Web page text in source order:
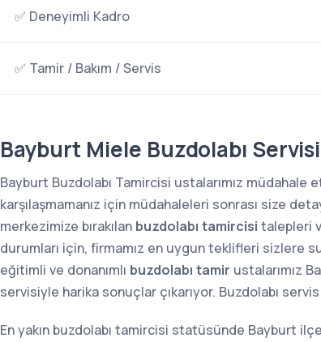
✅ Deneyimli Kadro
✅ Tamir / Bakım / Servis
Bayburt Miele Buzdolabı Servisi
Bayburt Buzdolabı Tamircisi ustalarımız müdahale
karşılaşmamanız için müdahaleleri sonrası size
merkezimize bırakılan buzdolabı tamircisi talepleri
durumları için, firmamız en uygun teklifleri sizlere
eğitimli ve donanımlı buzdolabı tamir ustalarımız
servisiyle harika sonuçlar çıkarıyor. Buzdolabı
En yakın buzdolabı tamircisi statüsünde Bayburt